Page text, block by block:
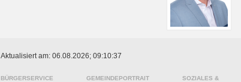
Aktualisiert am: 06.08.2026; 09:10:37
BÜRGERSERVICE
GEMEINDEPORTRAIT
SOZIALES &